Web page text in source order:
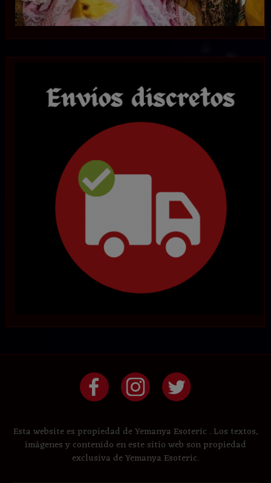
Esta website es propiedad de Yemanya Esoteric . Los textos,
imágenes y contenido en este sitio web son propiedad
exclusiva de Yemanya Esoteric.